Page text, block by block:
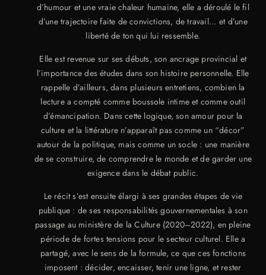
d’humour et une vraie chaleur humaine, elle a déroulé le fil
d’une trajectoire faite de convictions, de travail… et d’une
liberté de ton qui lui ressemble.
Elle est revenue sur ses débuts, son ancrage provincial et
l’importance des études dans son histoire personnelle. Elle
rappelle d’ailleurs, dans plusieurs entretiens, combien la
lecture a compté comme boussole intime et comme outil
d’émancipation. Dans cette logique, son amour pour la
culture et la littérature n’apparaît pas comme un “décor”
autour de la politique, mais comme un socle : une manière
de se construire, de comprendre le monde et de garder une
exigence dans le débat public.
Le récit s’est ensuite élargi à ses grandes étapes de vie
publique : de ses responsabilités gouvernementales à son
passage au ministère de la Culture (2020–2022), en pleine
période de fortes tensions pour le secteur culturel. Elle a
partagé, avec le sens de la formule, ce que ces fonctions
imposent : décider, encaisser, tenir une ligne, et rester